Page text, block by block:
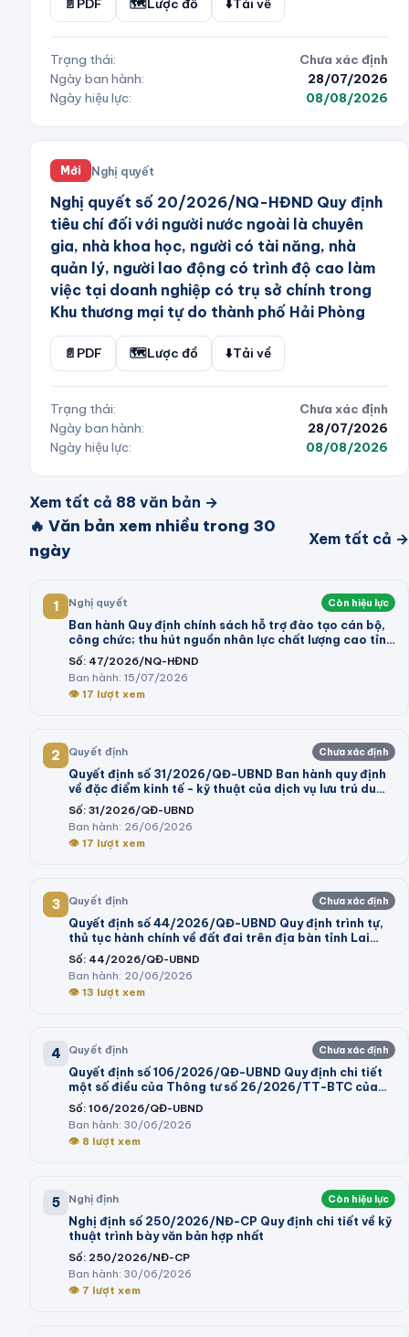
📄 PDF 🗺️Lược đồ ⬇️Tải về
Trạng thái:
Chưa xác định
Ngày ban hành:
28/07/2026
Ngày hiệu lực:
08/08/2026
Mới Nghị quyết
Nghị quyết số 20/2026/NQ-HĐND Quy định
tiêu chí đối với người nước ngoài là chuyên
gia, nhà khoa học, người có tài năng, nhà
quản lý, người lao động có trình độ cao làm
việc tại doanh nghiệp có trụ sở chính trong
Khu thương mại tự do thành phố Hải Phòng
📄 PDF 🗺️Lược đồ ⬇️Tải về
Trạng thái:
Chưa xác định
Ngày ban hành:
28/07/2026
Ngày hiệu lực:
08/08/2026
Xem tất cả 88 văn bản →
🔥 Văn bản xem nhiều trong 30
ngày
Xem tất cả →
1 Nghị quyết Còn hiệu lực
Ban hành Quy định chính sách hỗ trợ đào tạo cán bộ,
công chức; thu hút nguồn nhân lực chất lượng cao tỉnh
Vĩnh Long giai đoạn 2026 - 2030
Số: 47/2026/NQ-HĐND
Ban hành: 15/07/2026
👁 17 lượt xem
2 Quyết định Chưa xác định
Quyết định số 31/2026/QĐ-UBND Ban hành quy định
về đặc điểm kinh tế - kỹ thuật của dịch vụ lưu trú du
lịch; dịch vụ tham quan tại khu du lịch thực hiện kê
khai giá trên địa bàn tỉnh Lâm Đồng
Số: 31/2026/QĐ-UBND
Ban hành: 26/06/2026
👁 17 lượt xem
3 Quyết định Chưa xác định
Quyết định số 44/2026/QĐ-UBND Quy định trình tự,
thủ tục hành chính về đất đai trên địa bàn tỉnh Lai
Châu
Số: 44/2026/QĐ-UBND
Ban hành: 20/06/2026
👁 13 lượt xem
4 Quyết định Chưa xác định
Quyết định số 106/2026/QĐ-UBND Quy định chi tiết
một số điều của Thông tư số 26/2026/TT-BTC của
Bộ trưởng Bộ Tài chính hướng dẫn thi hành một số điều
của Nghị định số 73/2026/NĐ-CP ngày 10 tháng 3
năm 2026 của Chính phủ quy định chi tiết và hướng
dẫn thi hành một số điều của Luật Ngân sách nhà nước
Số: 106/2026/QĐ-UBND
Ban hành: 30/06/2026
👁 8 lượt xem
5 Nghị định Còn hiệu lực
Nghị định số 250/2026/NĐ-CP Quy định chi tiết về kỹ
thuật trình bày văn bản hợp nhất
Số: 250/2026/NĐ-CP
Ban hành: 30/06/2026
👁 7 lượt xem